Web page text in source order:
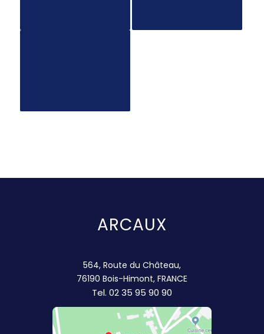
ARCAUX
564, Route du Château,
76190 Bois-Himont, FRANCE
Tel. 02 35 95 90 90